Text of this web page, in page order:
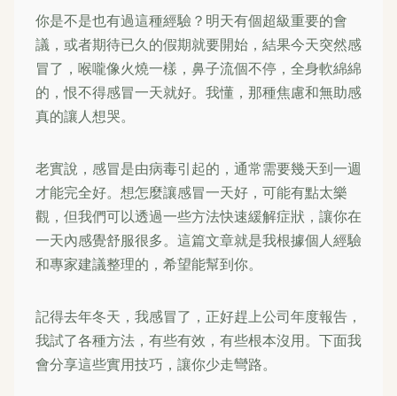
你是不是也有過這種經驗？明天有個超級重要的會
議，或者期待已久的假期就要開始，結果今天突然感
冒了，喉嚨像火燒一樣，鼻子流個不停，全身軟綿綿
的，恨不得感冒一天就好。我懂，那種焦慮和無助感
真的讓人想哭。
老實說，感冒是由病毒引起的，通常需要幾天到一週
才能完全好。想怎麼讓感冒一天好，可能有點太樂
觀，但我們可以透過一些方法快速緩解症狀，讓你在
一天內感覺舒服很多。這篇文章就是我根據個人經驗
和專家建議整理的，希望能幫到你。
記得去年冬天，我感冒了，正好趕上公司年度報告，
我試了各種方法，有些有效，有些根本沒用。下面我
會分享這些實用技巧，讓你少走彎路。